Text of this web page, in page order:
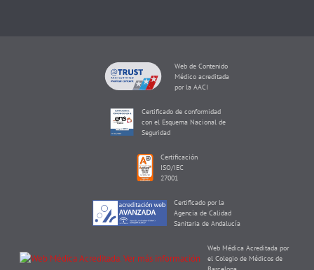
Web de Contenido
Médico acreditada
por la AACI
Certificado de conformidad
con el Esquema Nacional de
Seguridad
Certificación
ISO/IEC
27001
Certificado por la
Agencia de Calidad
Sanitaria de Andalucía
Web Médica Acreditada por
el Colegio de Médicos de